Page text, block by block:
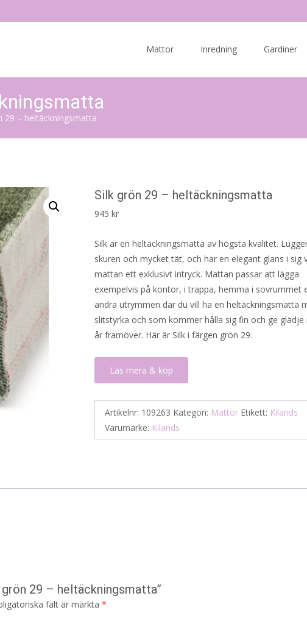
Mattor Inredning Gardiner
29 – heltäckningsmatta
Silk grön 29 – heltäckningsmatta
945kr
Silk är en heltäckningsmatta av högsta kvalitet.
skuren och mycket tät, och har en elegant glans i sig
mattan ett exklusivt intryck. Mattan passar att lägga
exempelvis på kontor, i trappa, hemma i sovrummet
andra utrymmen där du vill ha en heltäckningsmatta
slitstyrka och som kommer hålla sig fin och ge glädje
år framöver. Här är Silk i färgen grön 29.
Läs mera & köp
Artikelnr: 109263 Kategori: Mattor Etikett: Kilands
Varumärke: Kilands
29 – heltäckningsmatta”
fält är märkta *